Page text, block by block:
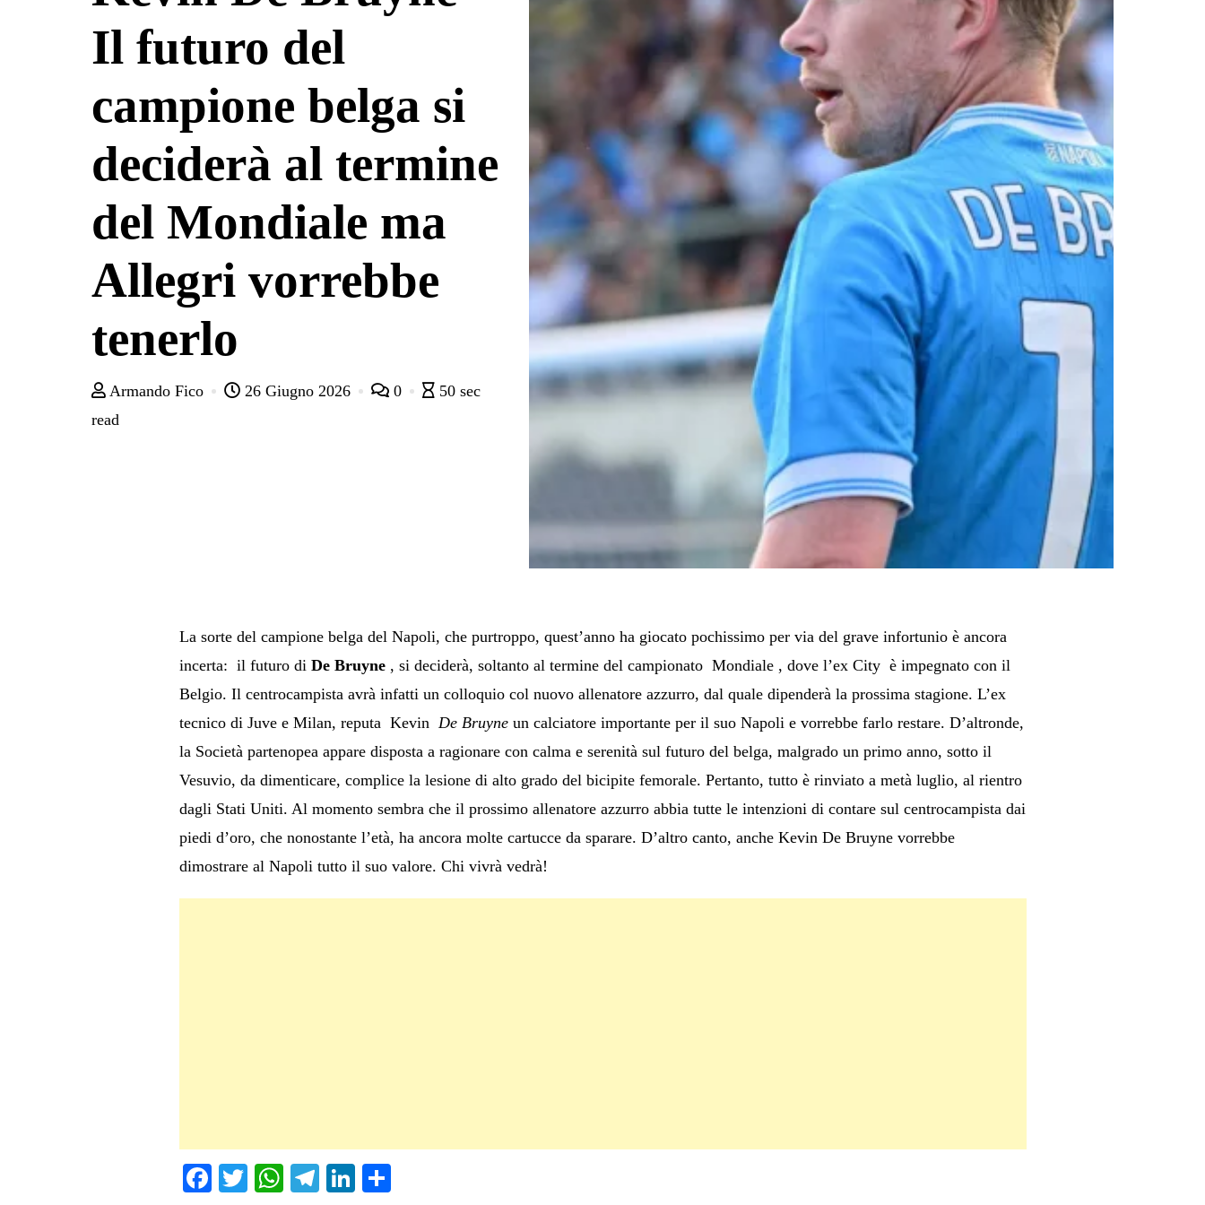
Il futuro del
campione belga si
deciderà al termine
del Mondiale ma
Allegri vorrebbe
tenerlo
Armando Fico 26 Giugno 2026 0
50 sec
read
La sorte del campione belga del Napoli, che purtroppo, quest’anno ha giocato pochissimo per via del grave infortunio è ancora
incerta: il futuro di De Bruyne , si deciderà, soltanto al termine del campionato Mondiale , dove l’ex City è impegnato con il
Belgio. Il centrocampista avrà infatti un colloquio col nuovo allenatore azzurro, dal quale dipenderà la prossima stagione. L’ex
tecnico di Juve e Milan, reputa Kevin De Bruyneun calciatore importante per il suo Napoli e vorrebbe farlo restare. D’altronde,
la Società partenopea appare disposta a ragionare con calma e serenità sul futuro del belga, malgrado un primo anno, sotto il
Vesuvio, da dimenticare, complice la lesione di alto grado del bicipite femorale. Pertanto, tutto è rinviato a metà luglio, al rientro
dagli Stati Uniti. Al momento sembra che il prossimo allenatore azzurro abbia tutte le intenzioni di contare sul centrocampista dai
piedi d’oro, che nonostante l’età, ha ancora molte cartucce da sparare. D’altro canto, anche Kevin De Bruyne vorrebbe
dimostrare al Napoli tutto il suo valore. Chi vivrà vedrà!
Fa T
W
Te
Li